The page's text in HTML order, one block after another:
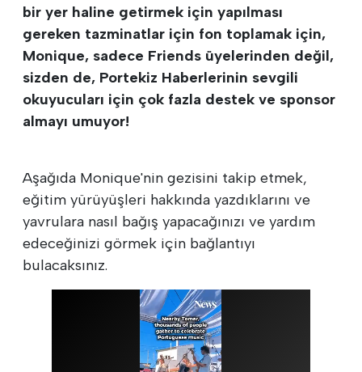
bir yer haline getirmek için yapılması
gereken tazminatlar için fon toplamak için,
Monique, sadece Friends üyelerinden değil,
sizden de, Portekiz Haberlerinin sevgili
okuyucuları için çok fazla destek ve sponsor
almayı umuyor!
Aşağıda Monique'nin gezisini takip etmek,
eğitim yürüyüşleri hakkında yazdıklarını ve
yavrulara nasıl bağış yapacağınızı ve yardım
edeceğinizi görmek için bağlantıyı
bulacaksınız.